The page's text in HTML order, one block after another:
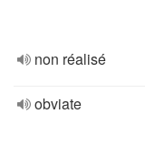
non réalisé
obviate